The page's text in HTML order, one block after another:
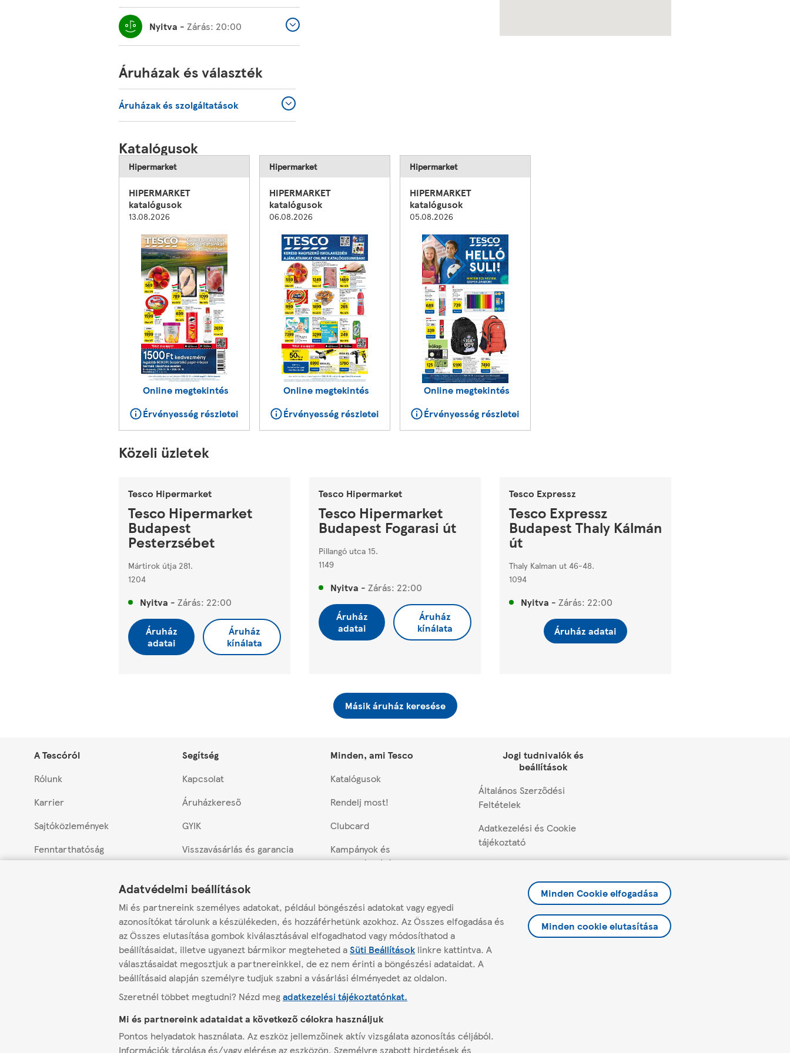
Adatvédelmi beállítások
Mi és partnereink személyes adatokat, például böngészési adatokat vagy egyedi
azonosítókat tárolunk a készülékeden, és hozzáférhetünk azokhoz. Az Összes elfogadása és
az Összes elutasítása gombok kiválasztásával elfogadhatod vagy módosíthatod a
beállításaidat, illetve ugyanezt bármikor megteheted aSüti Beállítások linkre kattintva. A
választásaidat megosztjuk a partnereinkkel, de ez nem érinti a böngészési adataidat. A
beállításaid alapján személyre tudjuk szabni a vásárlási élményedet az oldalon.
Szeretnél többet megtudni? Nézd megadatkezelési tájékoztatónkat.
Mi és partnereink adataidat a következő célokra használjuk
Pontos helyadatok használata. Az eszköz jellemzőinek aktív vizsgálata azonosítás céljából.
Információk tárolása és/vagy elérése az eszközön. Személyre szabott hirdetések és
Minden Cookie elfogadása
Minden cookie elutasítása
Nyitva - Zárás: 20:00
Áruházak és választék
Áruházak és szolgáltatások
Katalógusok
Hipermarket
HIPERMARKET
katalógusok
13.08.2026
Online megtekintés
Érvényesség részletei
Hipermarket
HIPERMARKET
katalógusok
06.08.2026
Online megtekintés
Érvényesség részletei
Hipermarket
HIPERMARKET
katalógusok
05.08.2026
Online megtekintés
Érvényesség részletei
Közeli üzletek
Tesco Hipermarket
Tesco Hipermarket
Budapest
Pesterzsébet
Mártirok útja 281.
1204
Nyitva - Zárás: 22:00
Áruház
adatai
Áruház
kínálata
Tesco Hipermarket
Tesco Hipermarket
Budapest Fogarasi út
Pillangó utca 15.
1149
Nyitva - Zárás: 22:00
Áruház
adatai
Áruház
kínálata
Tesco Expressz
Tesco Expressz
Budapest Thaly Kálmán
út
Thaly Kalman ut 46-48.
1094
Nyitva - Zárás: 22:00
Áruház adatai
Másik áruház keresése
A Tescóról
Rólunk
Karrier
Sajtóközlemények
Fenntarthatóság
Segítség
Kapcsolat
Áruházkereső
GYIK
Visszavásárlás és garancia
Húspulttal rendelkező
áruházaink
Csemegpulttal rendelkező
áruházaink
Hamis nyereményjátékok
Hiteles Tesco álláshirdetések
Minden, ami Tesco
Katalógusok
Rendelj most!
Clubcard
Kampányok és
nyereményjátékok
Scan&Shop
Hello Tesco
Mobilalkalmazásaink
Jogi tudnivalók és
beállítások
Általános Szerződési
Feltételek
Adatkezelési és Cookie
tájékoztató
Versenyek és promóciók
Üzletszabályzat
Fiókom